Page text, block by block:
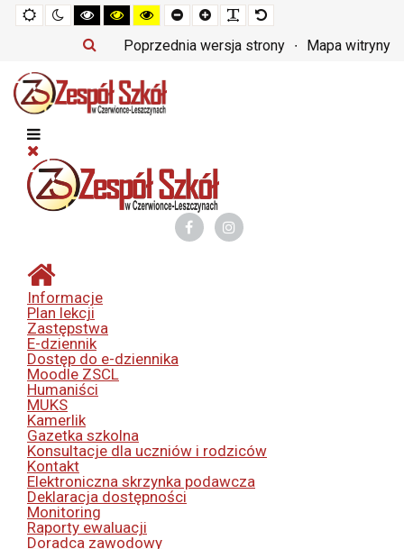
Tryb
domyślny
Tryb
nocny
Tryb
czarno-
biały
o
kontraście
Tryb
czarno-
żółty
o
kontraście
Tryb
żółto-
czarny
o
kontraście
Set
smaller
font
Set
larger
font
Make
font
more
readable
Set
default
font
Poprzednia wersja strony Mapa witryny
Informacje
Plan lekcji
Zastępstwa
E-dziennik
Dostęp do e-dziennika
Moodle ZSCL
Humaniści
MUKS
Kamerlik
Gazetka szkolna
Konsultacje dla uczniów i rodziców
Kontakt
Elektroniczna skrzynka podawcza
Deklaracja dostępności
Monitoring
Raporty ewaluacji
Doradca zawodowy